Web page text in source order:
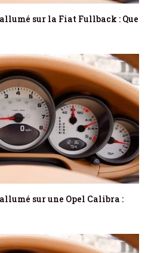
sur la Fiat Fullback : Que
sur une Opel Calibra :